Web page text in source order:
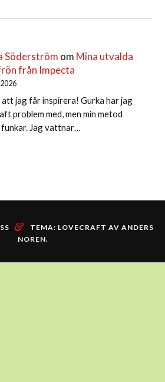
Söderström om Mina utvalda
från Impecta
att jag får inspirera! Gurka har jag
problem med, men min metod
Jag vattnar…
& TEMA: LOVECRAFT AV ANDERS
NOREN.